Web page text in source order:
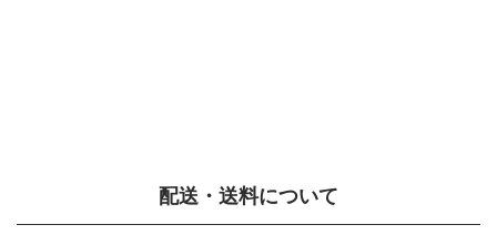
配送・送料について